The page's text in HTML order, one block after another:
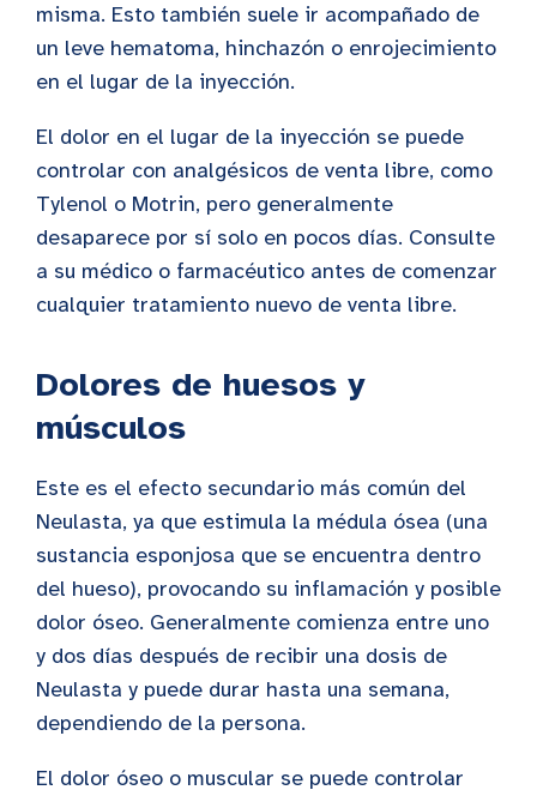
misma. Esto también suele ir acompañado de
un leve hematoma, hinchazón o enrojecimiento
en el lugar de la inyección.
El dolor en el lugar de la inyección se puede
controlar con analgésicos de venta libre, como
Tylenol o Motrin, pero generalmente
desaparece por sí solo en pocos días. Consulte
a su médico o farmacéutico antes de comenzar
cualquier tratamiento nuevo de venta libre.
Dolores de huesos y
músculos
Este es el efecto secundario más común del
Neulasta, ya que estimula la médula ósea (una
sustancia esponjosa que se encuentra dentro
del hueso), provocando su inflamación y posible
dolor óseo. Generalmente comienza entre uno
y dos días después de recibir una dosis de
Neulasta y puede durar hasta una semana,
dependiendo de la persona.
El dolor óseo o muscular se puede controlar